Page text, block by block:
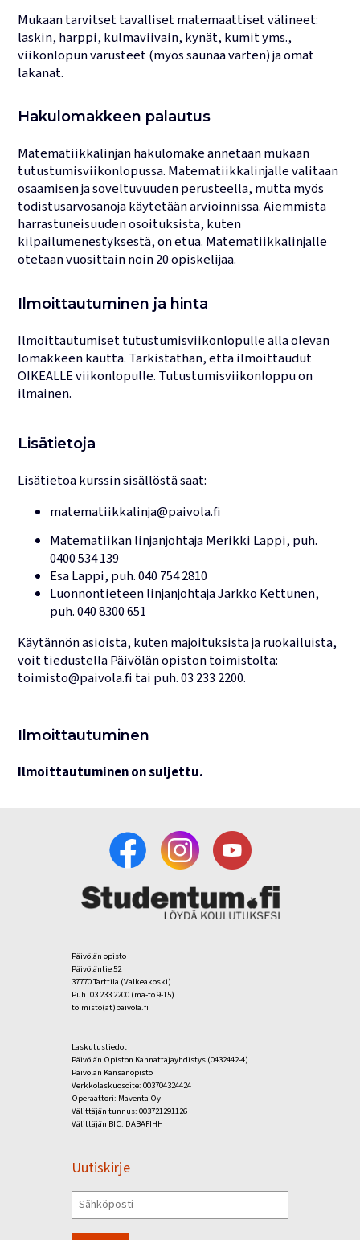
Mukaan tarvitset tavalliset matemaattiset välineet:
laskin, harppi, kulmaviivain, kynät, kumit yms.,
viikonlopun varusteet (myös saunaa varten) ja omat
lakanat.
Hakulomakkeen palautus
Matematiikkalinjan hakulomake annetaan mukaan
tutustumisviikonlopussa. Matematiikkalinjalle valitaan
osaamisen ja soveltuvuuden perusteella, mutta myös
todistusarvosanoja käytetään arvioinnissa. Aiemmista
harrastuneisuuden osoituksista, kuten
kilpailumenestyksestä, on etua. Matematiikkalinjalle
otetaan vuosittain noin 20 opiskelijaa.
Ilmoittautuminen ja hinta
Ilmoittautumiset tutustumisviikonlopulle alla olevan
lomakkeen kautta. Tarkistathan, että ilmoittaudut
OIKEALLE viikonlopulle. Tutustumisviikonloppu on
ilmainen.
Lisätietoja
Lisätietoa kurssin sisällöstä saat:
matematiikkalinja@paivola.fi
Matematiikan linjanjohtajaMerikki Lappi, puh.
0400 534 139
Esa Lappi, puh.040 754 2810
Luonnontieteen linjanjohtajaJarkko Kettunen,
puh.040 8300 651
Käytännön asioista, kuten majoituksista ja ruokailuista,
voit tiedustella Päivölän opiston toimistolta:
toimisto@paivola.fi tai puh.03 233 2200.
Ilmoittautuminen
Ilmoittautuminen on suljettu.
Päivölän opisto
Päivöläntie 52
37770 Tarttila (Valkeakoski)
Puh. 03 233 2200 (ma-to 9-15)
toimisto(at)paivola.fi
Laskutustiedot
Päivölän Opiston Kannattajayhdistys (0432442-4)
Päivölän Kansanopisto
Verkkolaskuosoite: 003704324424
Operaattori: Maventa Oy
Välittäjän tunnus: 003721291126
Välittäjän BIC: DABAFIHH
Uutiskirje